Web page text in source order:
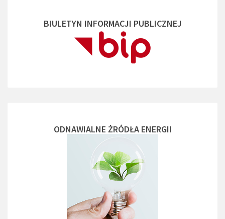
BIULETYN INFORMACJI PUBLICZNEJ
ODNAWIALNE ŻRÓDŁA ENERGII